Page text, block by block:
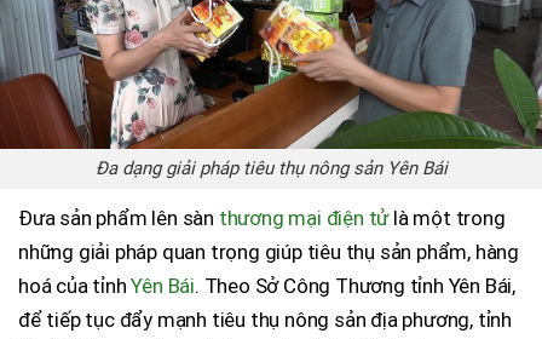
Đa dạng giải pháp tiêu thụ nông sản Yên Bái
Đưa sản phẩm lên sàn thương mại điện tửlà một trong
những giải pháp quan trọng giúp tiêu thụ sản phẩm, hàng
hoá của tỉnhYên Bái. Theo Sở Công Thương tỉnh Yên Bái,
để tiếp tục đẩy mạnh tiêu thụ nông sản địa phương, tỉnh